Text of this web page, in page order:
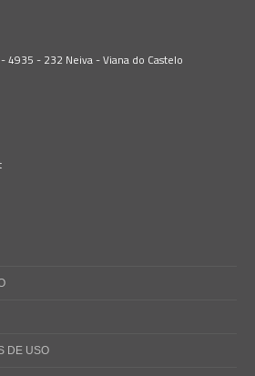
4935 - 232 Neiva - Viana do Castelo
DE USO